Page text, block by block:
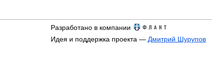
Разработано в компании
Идея и поддержка проекта — Дмитрий Шурупов